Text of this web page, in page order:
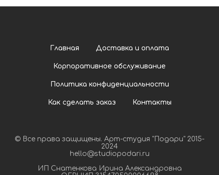
Главная Доставка и оплата
Корпоративное обслуживание
Политика конфиденциальности
Как сделать заказ Контакты
© Все права защищены. Арт-студия "Подари" 2015-
2024
hello@studiopodari.ru
ИП Снатенкова Ирина Александровна